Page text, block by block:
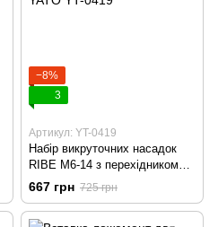
−8%
3
Артикул: YT-0419
Набір викруточних насадок
RIBE М6-14 з перехідником
1/2" 15 шт YATO YT-0419
667 грн 725 грн